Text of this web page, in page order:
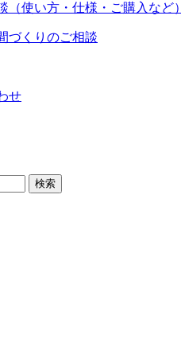
（使い方・仕様・ご購入など）
づくりのご相談
せ
検索